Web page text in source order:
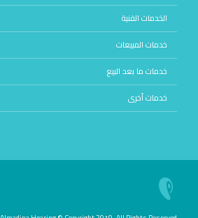
الخدمات الفنية
خدمات المبيعات
خدمات ما بعد البيع
خدمات أخرى